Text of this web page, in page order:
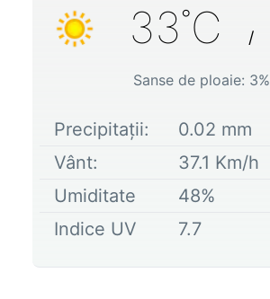
33˚C /
Sanse de ploaie: 3%
Precipitații: 0.02 mm
Vânt:
37.1 Km/h
Umiditate
48%
Indice UV
7.7